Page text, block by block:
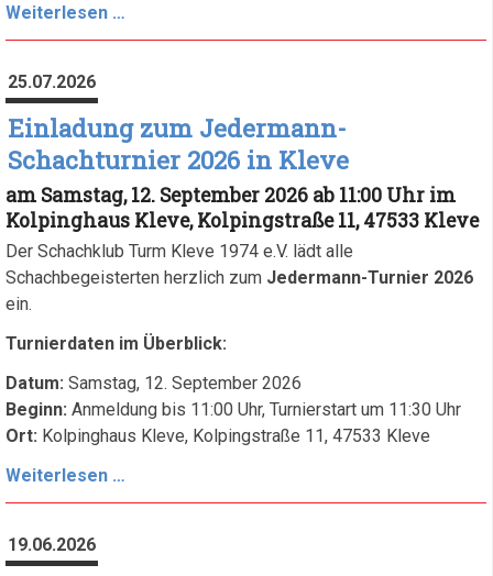
Weiterlesen …
zur
25.07.2026
Einladung zum Jedermann-
Schachturnier 2026 in Kleve
am Samstag, 12. September 2026 ab 11:00 Uhr im
Kolpinghaus Kleve, Kolpingstraße 11, 47533 Kleve
Der Schachklub Turm Kleve 1974 e.V. lädt alle
Schachbegeisterten herzlich zum Jedermann-Turnier 2026
ein.
Turnierdaten im Überblick:
Datum: Samstag, 12. September 2026
Beginn: Anmeldung bis 11:00 Uhr, Turnierstart um 11:30 Uhr
Ort: Kolpinghaus Kleve, Kolpingstraße 11, 47533 Kleve
Weiterlesen …
zum
19.06.2026